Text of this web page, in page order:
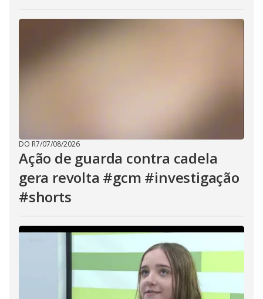
DO R7/07/08/2026
Ação de guarda contra cadela
gera revolta #gcm #investigação
#shorts